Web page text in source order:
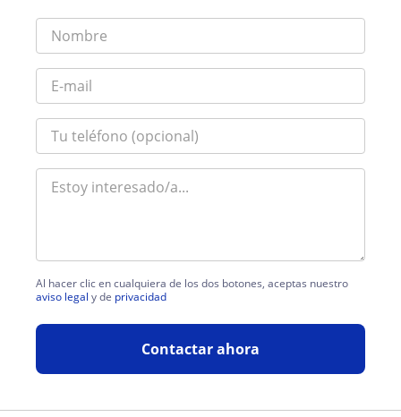
Al hacer clic en cualquiera de los dos botones, aceptas nuestro
aviso legal y de privacidad
Contactar ahora